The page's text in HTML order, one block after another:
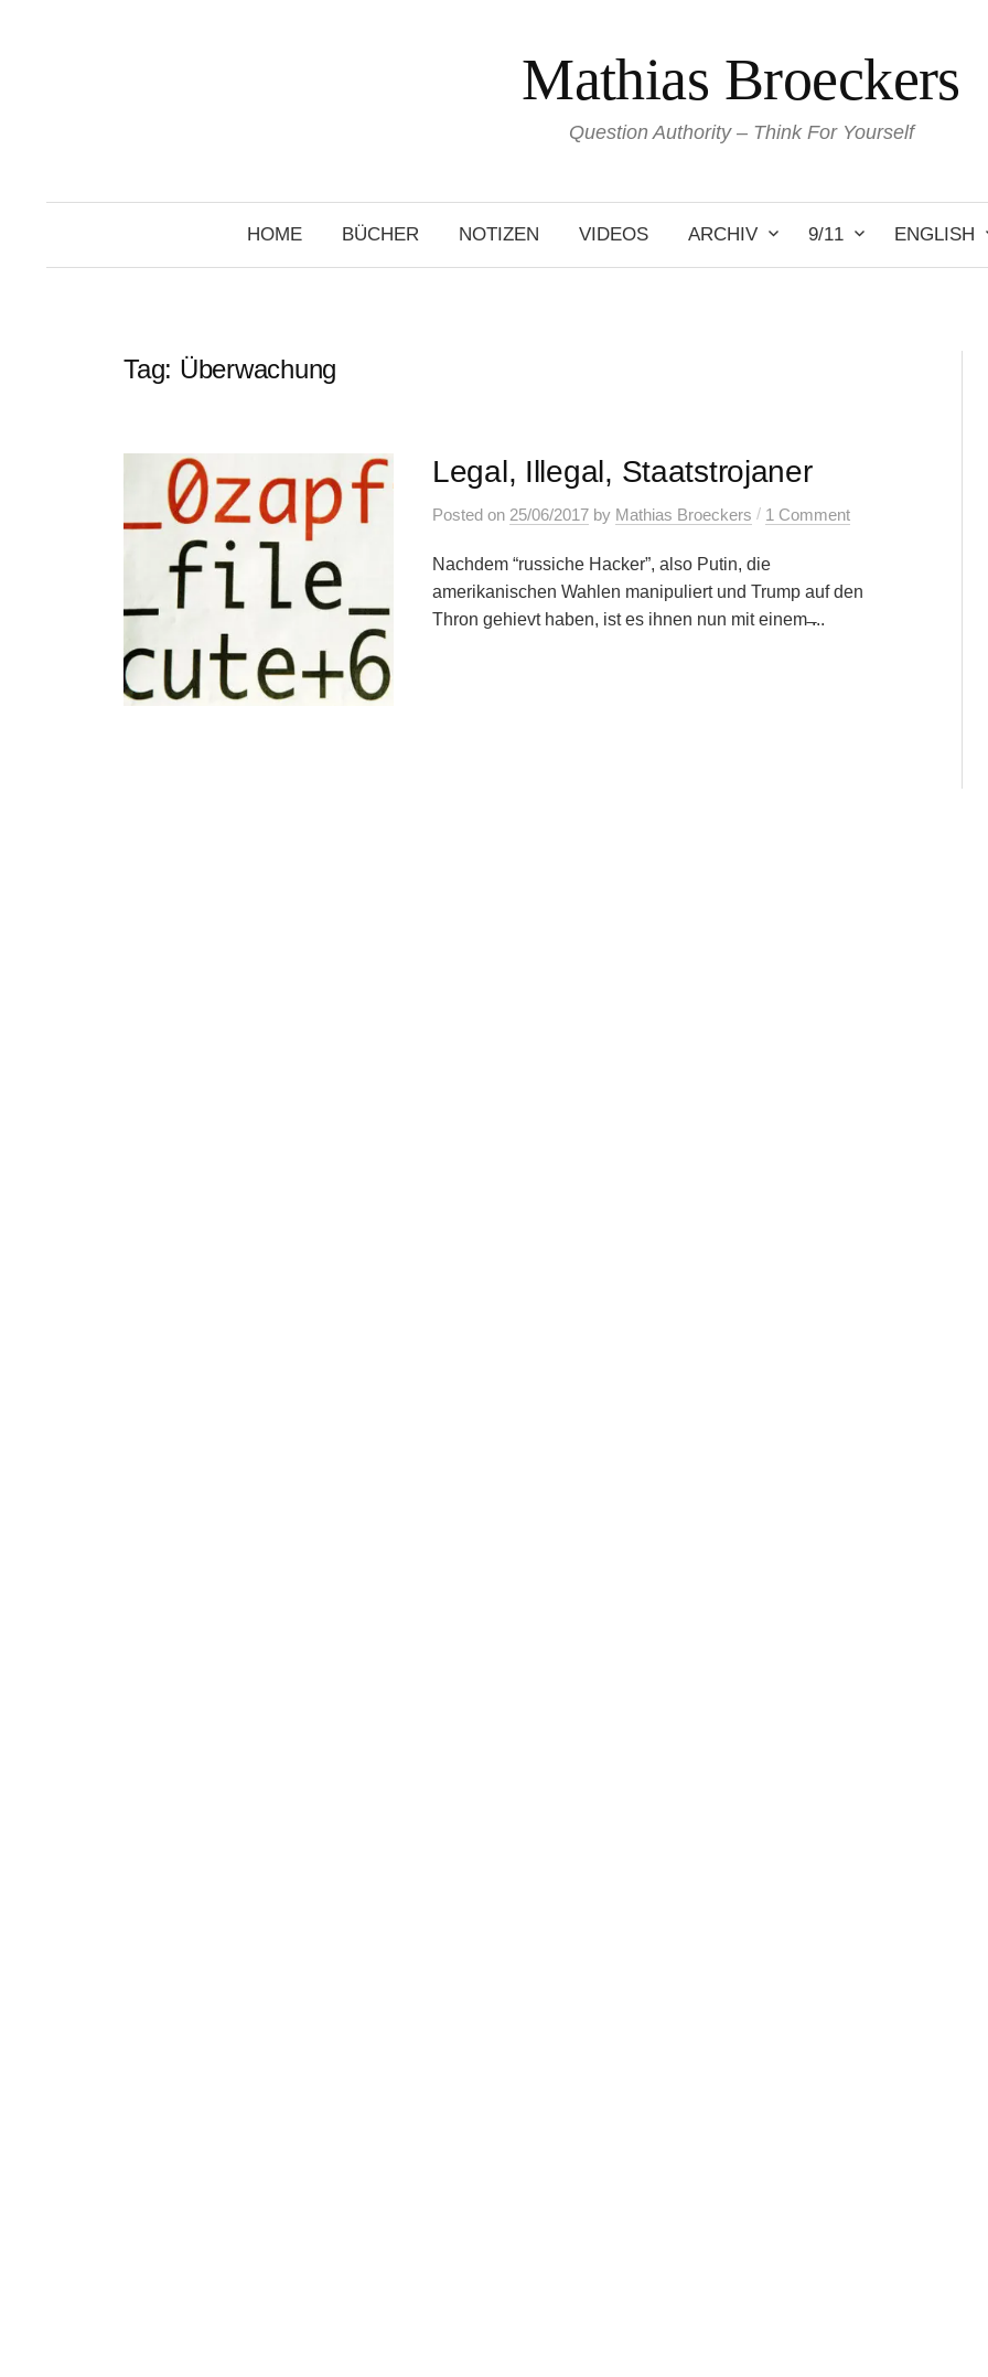
Mathias Broeckers
Question Authority – Think For Yourself
HOME BÜCHER NOTIZEN VIDEOS ARCHIV 9/11 ENGLISH
Tag: Überwachung
Legal, Illegal, Staatstrojaner
Posted on 25/06/2017 by Mathias Broeckers / 1 Comment
Nachdem “russiche Hacker”, also Putin, die
amerikanischen Wahlen manipuliert und Trump auf den
Thron gehievt haben, ist es ihnen nun mit einem ̶...